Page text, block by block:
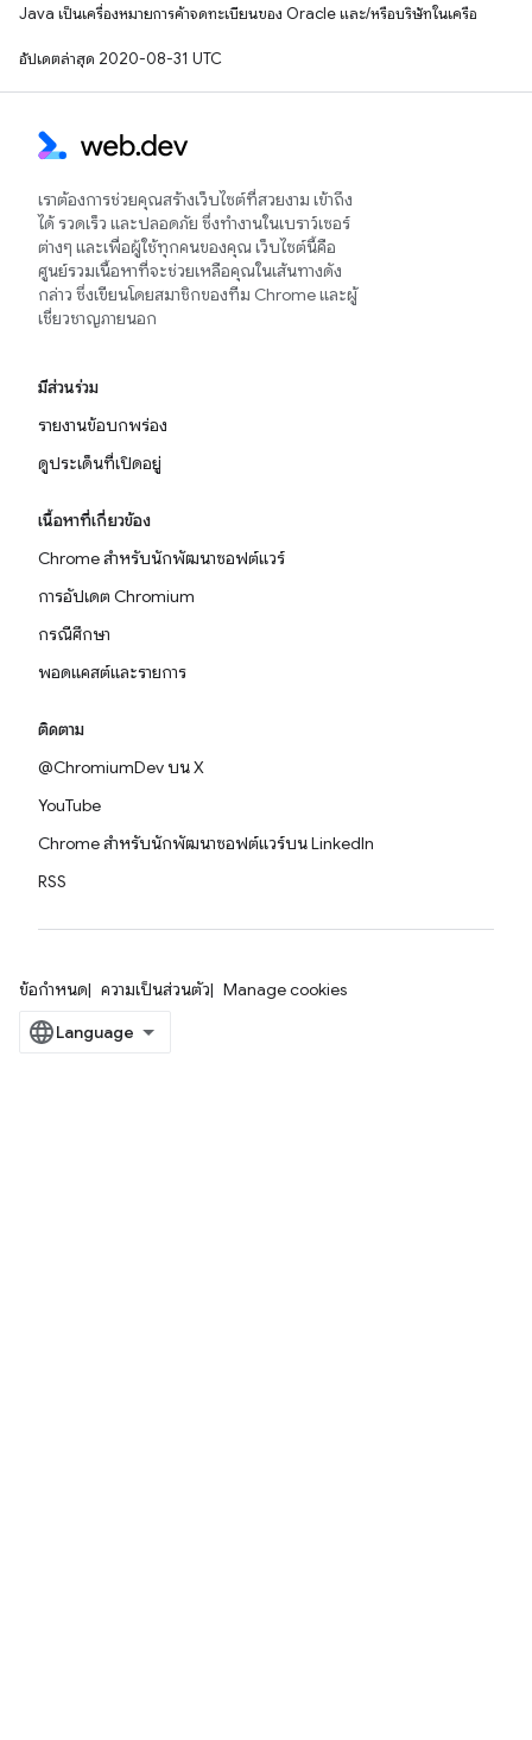
Java เป็นเครื่องหมายการค้าจดทะเบียนของ Oracle และ/หรือบริษัทในเครือ
อัปเดตล่าสุด 2020-08-31 UTC
เราต้องการช่วยคุณสร้างเว็บไซต์ที่สวยงาม เข้าถึง
ได้ รวดเร็ว และปลอดภัย ซึ่งทำงานในเบราว์เซอร์
ต่างๆ และเพื่อผู้ใช้ทุกคนของคุณ เว็บไซต์นี้คือ
ศูนย์รวมเนื้อหาที่จะช่วยเหลือคุณในเส้นทางดัง
กล่าว ซึ่งเขียนโดยสมาชิกของทีม Chrome และผู้
เชี่ยวชาญภายนอก
มีส่วนร่วม
รายงานข้อบกพร่อง
ดูประเด็นที่เปิดอยู่
เนื้อหาที่เกี่ยวข้อง
Chrome สำหรับนักพัฒนาซอฟต์แวร์
การอัปเดต Chromium
กรณีศึกษา
พอดแคสต์และรายการ
ติดตาม
@ChromiumDev บน X
YouTube
Chrome สำหรับนักพัฒนาซอฟต์แวร์บน LinkedIn
RSS
ข้อกำหนด ความเป็นส่วนตัว Manage cookies